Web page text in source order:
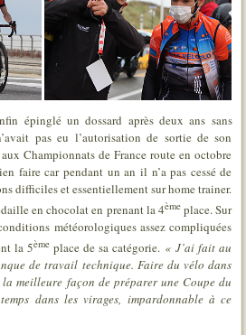
épinglé un dossard après deux ans sans
pas eu l’autorisation de sortie de son
Championnats de France route en octobre
faire car pendant un an il n’a pas cessé de
difficiles et essentiellement sur home trainer.
en chocolat en prenant la 4ème place. Sur
météorologiques assez compliquées
la 5ème place de sa catégorie. « J’ai fait au
de travail technique. Faire du vélo dans
la meilleure façon de préparer une Coupe du
dans les virages, impardonnable à ce